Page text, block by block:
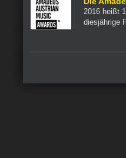
2016 heißt
diesjährige